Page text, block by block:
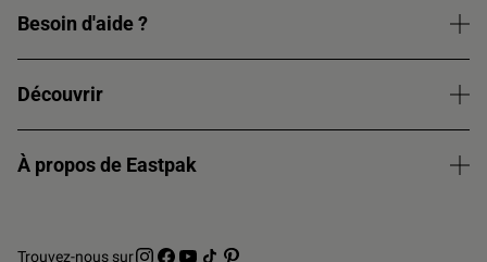
Besoin d'aide ?
Découvrir
À propos de Eastpak
Trouvez-nous sur